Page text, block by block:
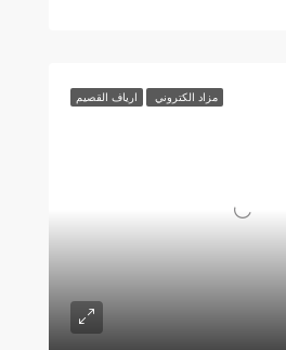
مزاد الكتروني ارياف القصيم